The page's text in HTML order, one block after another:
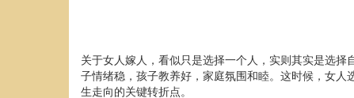
关于女人嫁人，看似只是选择一个人，实则其实是选
子情绪稳，孩子教养好，家庭氛围和睦。这时候，女
生走向的关键转折点。